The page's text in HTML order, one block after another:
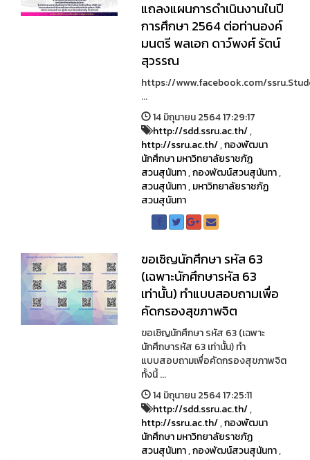
แถลงแผนการดำเนินงานในปี
การศึกษา 2564 ต่อท่านองค์
มนตรี พลเอก ดาว์พงศ์ รัตน์
สุวรรณ
https://www.facebook.com/
...
14 มิถุนายน 2564 17:29:17
http://sdd.ssru.ac.th/,
http://ssru.ac.th/,กองพัฒนา
นักศึกษา มหาวิทยาลัยราชภัฏ
สวนสุนันทา,กองพัฒน์สวนสุนันทา,
สวนสุนันทา,มหาวิทยาลัยราชภัฏ
สวนสุนันทา
ขอเชิญนักศึกษา รหัส 63
(เฉพาะนักศึกษารหัส 63
เท่านั้น) ทำแบบสอบถามเพื่อ
คัดกรองสุขภาพจิต
ขอเชิญนักศึกษา รหัส 63 (เฉพาะ
นักศึกษารหัส 63 เท่านั้น) ทำ
แบบสอบถามเพื่อคัดกรองสุขภาพจิต
ทั้งนี้ ...
14 มิถุนายน 2564 17:25:11
http://sdd.ssru.ac.th/,
http://ssru.ac.th/,กองพัฒนา
นักศึกษา มหาวิทยาลัยราชภัฏ
สวนสุนันทา,กองพัฒน์สวนสุนันทา,